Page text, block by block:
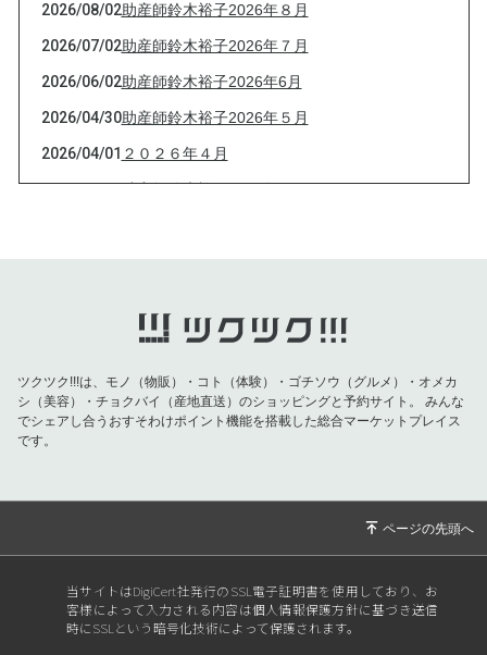
2026/08/02助産師鈴木裕子2026年８月
2026/07/02助産師鈴木裕子2026年７月
2026/06/02助産師鈴木裕子2026年6月
2026/04/30助産師鈴木裕子2026年５月
2026/04/01 ２０２６年４月
2026/03/01助産師鈴木裕子2026年３月
2026/01/04助産師鈴木裕子2026年1月
助産師鈴木裕子2025年11月
2025/09/04明日のクラスお休みします
2025/09/01
2025/05/31赤ちゃんの記憶シリーズ
2025/05/04 ゴールデンウィーク
ツクツク!!!は、モノ（物販）・コト（体験）・ゴチソウ（グルメ）・オメカ
シ（美容）・チョクバイ（産地直送）のショッピングと予約サイト。
みんな
でシェアし合うおすそわけポイント機能を搭載した総合マーケットプレイス
です。
当サイトはDigiCert社発行のSSL電子証明書を使用しており、お
客様によって入力される内容は個人情報保護方針に基づき送信
時にSSLという暗号化技術によって保護されます。